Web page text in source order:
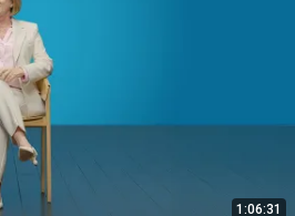
1:06:31